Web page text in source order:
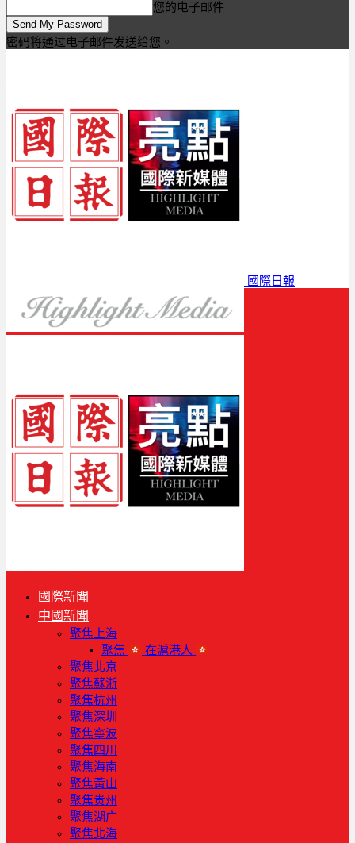
您的电子邮件
密码将通过电子邮件发送给您。
國際日報
國際新聞
中國新聞
聚焦上海
聚焦
在滬港人
聚焦北京
聚焦蘇浙
聚焦杭州
聚焦深圳
聚焦寧波
聚焦四川
聚焦海南
聚焦黃山
聚焦贵州
聚焦湖广
聚焦北海